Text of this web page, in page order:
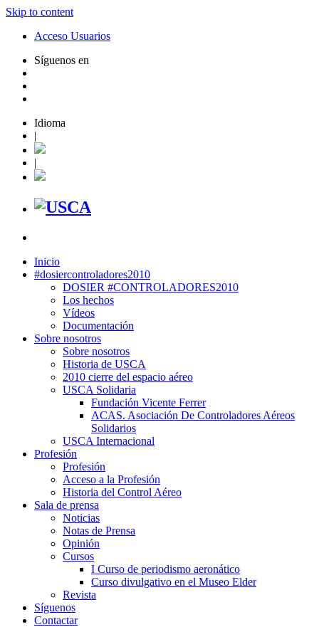
Skip to content
Acceso Usuarios
Síguenos en
Idioma
|
|
Inicio
#dosiercontroladores2010
DOSIER #CONTROLADORES2010
Los hechos
Vídeos
Documentación
Sobre nosotros
Sobre nosotros
Historia de USCA
2010 cierre del espacio aéreo
USCA Solidaria
Fundación Vicente Ferrer
ACAS. Asociación De Controladores Aéreos
Solidarios
USCA Internacional
Profesión
Profesión
Acceso a la Profesión
Historia del Control Aéreo
Sala de prensa
Noticias
Notas de Prensa
Opinión
Cursos
I Curso de periodismo aeronático
Curso divulgativo en el Museo Elder
Revista
Síguenos
Contactar